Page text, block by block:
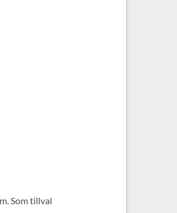
Som tillval